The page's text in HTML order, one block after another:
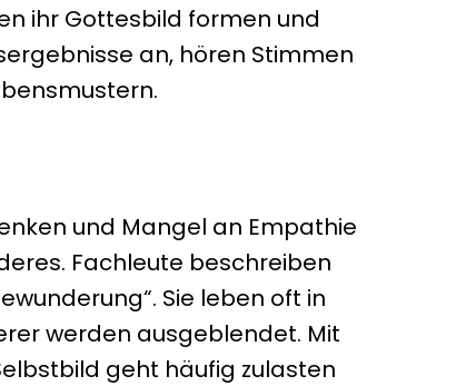
ihr Gottesbild formen und
an, hören Stimmen
und Mangel an Empathie
Fachleute beschreiben
Sie leben oft in
werden ausgeblendet. Mit
geht häufig zulasten